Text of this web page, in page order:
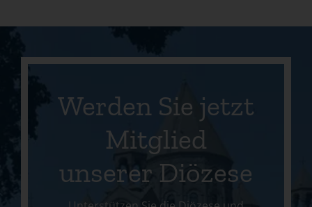
Werden Sie jetzt
Mitglied
unserer Diözese